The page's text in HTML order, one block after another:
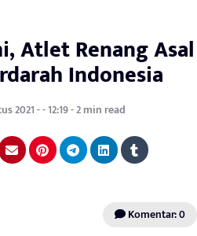
Atlet Renang Asal
Indonesia
2021 - - 12:19 - 2 min read
Komentar: 0